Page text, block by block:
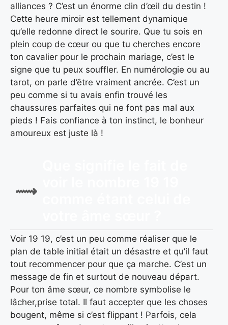
alliances ? C’est un énorme clin d’œil du destin !
Cette heure miroir est tellement dynamique
qu’elle redonne direct le sourire. Que tu sois en
plein coup de cœur ou que tu cherches encore
ton cavalier pour le prochain mariage, c’est le
signe que tu peux souffler. En numérologie ou au
tarot, on parle d’être vraiment ancrée. C’est un
peu comme si tu avais enfin trouvé les
chaussures parfaites qui ne font pas mal aux
pieds ! Fais confiance à ton instinct, le bonheur
amoureux est juste là !
Voir 19 19, c’est un peu comme réaliser que le
plan de table initial était un désastre et qu’il faut
tout recommencer pour que ça marche. C’est un
message de fin et surtout de nouveau départ.
Pour ton âme sœur, ce nombre symbolise le
lâcher,prise total. Il faut accepter que les choses
bougent, même si c’est flippant ! Parfois, cela